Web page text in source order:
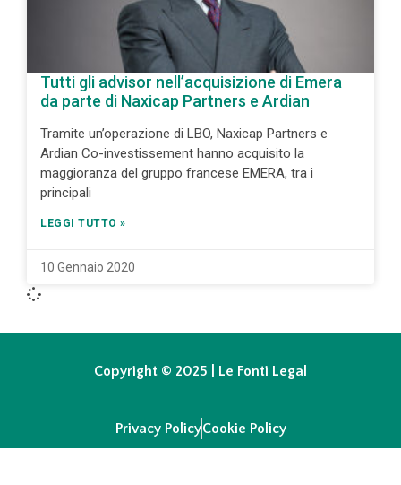
Tutti gli advisor nell’acquisizione di Emera
da parte di Naxicap Partners e Ardian
Tramite un’operazione di LBO, Naxicap Partners e
Ardian Co-investissement hanno acquisito la
maggioranza del gruppo francese EMERA, tra i
principali
LEGGI TUTTO »
10 Gennaio 2020
Copyright © 2025 | Le Fonti Legal
Privacy PolicyCookie Policy